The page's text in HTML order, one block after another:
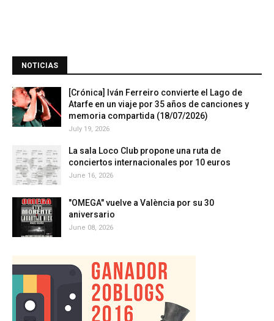
NOTICIAS
[Crónica] Iván Ferreiro convierte el Lago de
Atarfe en un viaje por 35 años de canciones y
memoria compartida (18/07/2026)
July 19, 2026
La sala Loco Club propone una ruta de
conciertos internacionales por 10 euros
June 16, 2026
"OMEGA" vuelve a València por su 30
aniversario
June 08, 2026